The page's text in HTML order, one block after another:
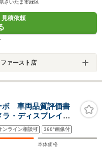
さいたま市緑区
見積依頼
ァースト店
ボ 車両品質評価書
・ディスプレイオ
ントロール・
ター・Aエアコン・
ンライン相談可 360°画像付
本体価格